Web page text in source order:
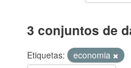
3 conjuntos de
Etiquetas:
economia